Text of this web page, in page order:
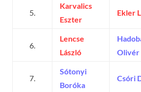
5.
Karvalics
Eszter
Ekler
6.
Lencse
László
Olivér
7.
Sótonyi
Boróka
Csóri